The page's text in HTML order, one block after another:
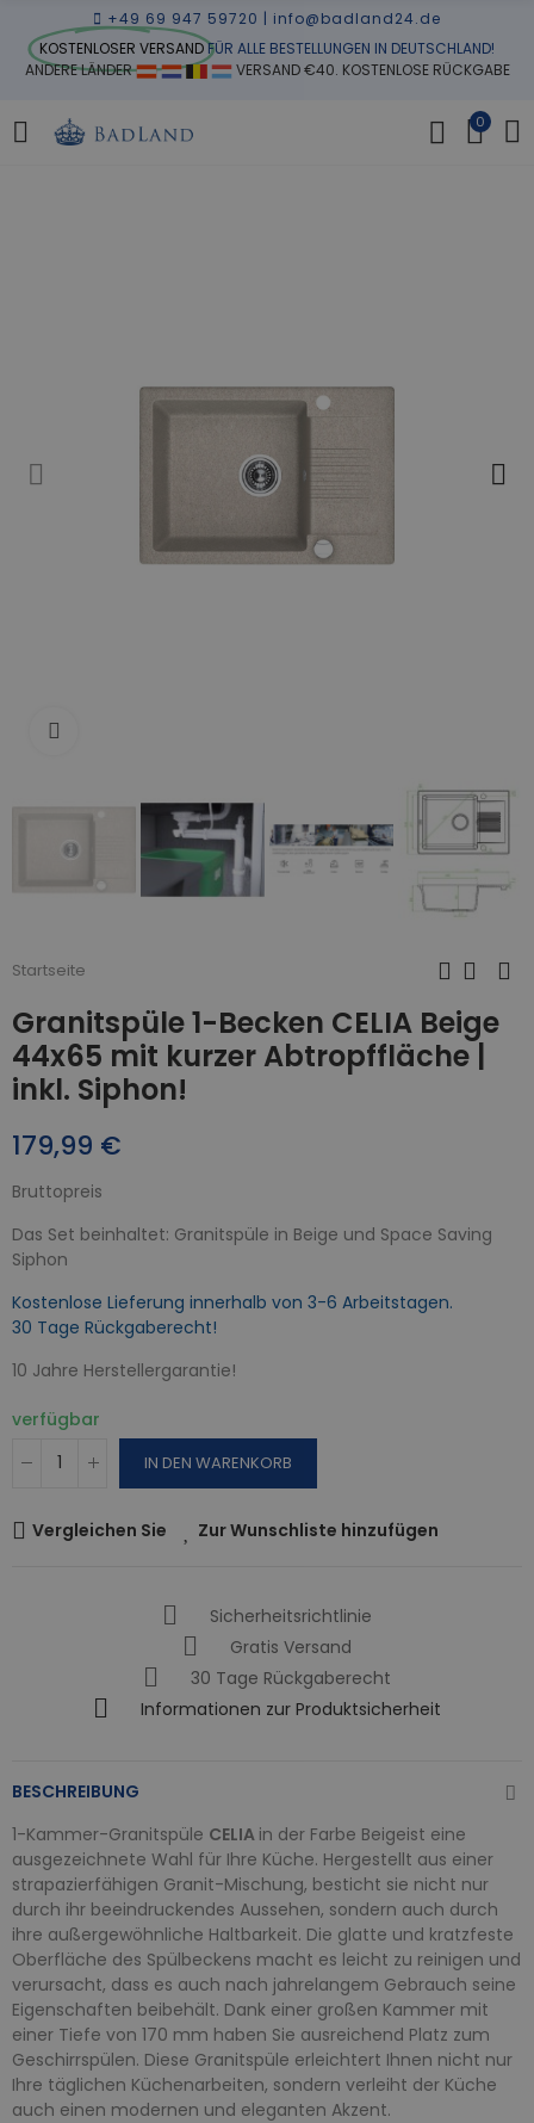
+49 69 947 59720 | info@badland24.de
KOSTENLOSER VERSANDFÜR ALLE BESTELLUNGEN IN DEUTSCHLAND!
ANDERE LÄNDER
VERSAND €40. KOSTENLOSE RÜCKGABE
0
Startseite
Granitspüle 1-Becken CELIA Beige
44x65 mit kurzer Abtropffläche |
inkl. Siphon!
179,99 €
Bruttopreis
Das Set beinhaltet: Granitspüle in Beige und Space Saving
Siphon
Kostenlose Lieferung innerhalb von 3-6 Arbeitstagen.
30 Tage Rückgaberecht!
10 Jahre Herstellergarantie!
verfügbar
IN DEN WARENKORB
Vergleichen Sie Zur Wunschliste hinzufügen
Sicherheitsrichtlinie
Gratis Versand
30 Tage Rückgaberecht
Informationen zur Produktsicherheit
BESCHREIBUNG
1-Kammer-Granitspüle CELIA in der Farbe Beigeist eine
ausgezeichnete Wahl für Ihre Küche. Hergestellt aus einer
strapazierfähigen Granit-Mischung, besticht sie nicht nur
durch ihr beeindruckendes Aussehen, sondern auch durch
ihre außergewöhnliche Haltbarkeit. Die glatte und kratzfeste
Oberfläche des Spülbeckens macht es leicht zu reinigen und
verursacht, dass es auch nach jahrelangem Gebrauch seine
Eigenschaften beibehält. Dank einer großen Kammer mit
einer Tiefe von 170 mm haben Sie ausreichend Platz zum
Geschirrspülen. Diese Granitspüle erleichtert Ihnen nicht nur
Ihre täglichen Küchenarbeiten, sondern verleiht der Küche
auch einen modernen und eleganten Akzent.